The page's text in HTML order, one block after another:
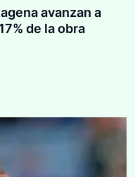
avanzan a
de la obra